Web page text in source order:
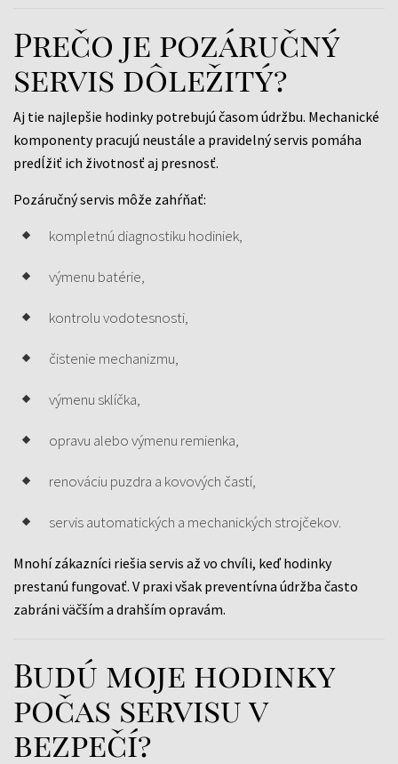
Prečo je pozáručný
servis dôležitý?
Aj tie najlepšie hodinky potrebujú časom údržbu. Mechanické
komponenty pracujú neustále a pravidelný servis pomáha
predĺžiť ich životnosť aj presnosť.
Pozáručný servis môže zahŕňať:
kompletnú diagnostiku hodiniek,
výmenu batérie,
kontrolu vodotesnosti,
čistenie mechanizmu,
výmenu sklíčka,
opravu alebo výmenu remienka,
renováciu puzdra a kovových častí,
servis automatických a mechanických strojčekov.
Mnohí zákazníci riešia servis až vo chvíli, keď hodinky
prestanú fungovať. V praxi však preventívna údržba často
zabráni väčším a drahším opravám.
Budú moje hodinky
počas servisu v
bezpečí?